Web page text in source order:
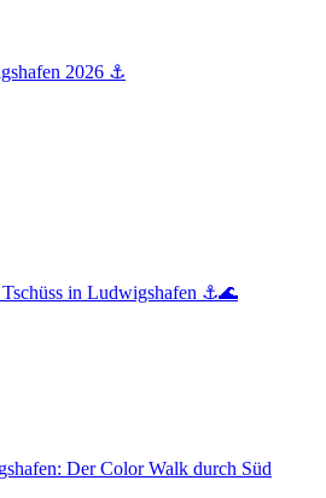
2026 ⚓️
in Ludwigshafen ⚓🌊
Der Color Walk durch Süd